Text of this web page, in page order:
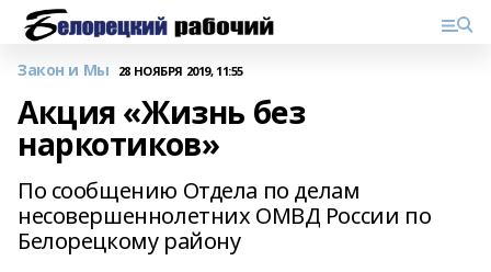
Закон и Мы 28 НОЯБРЯ 2019, 11:55
Акция «Жизнь без
наркотиков»
По сообщению Отдела по делам
несовершеннолетних ОМВД России по
Белорецкому району